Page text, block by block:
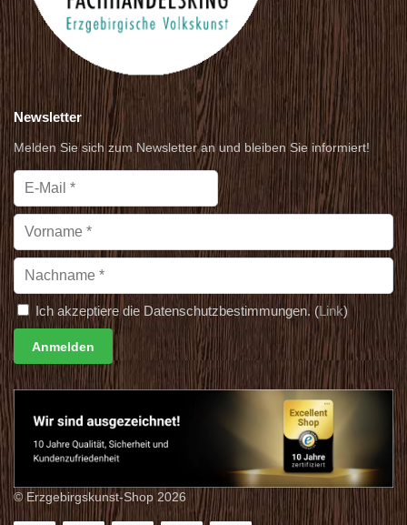
Newsletter
Melden Sie sich zum Newsletter an und bleiben Sie informiert!
Ich akzeptiere die Datenschutzbestimmungen. (Link)
© Erzgebirgskunst-Shop 2026